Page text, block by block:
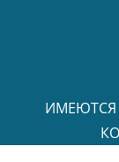
ИМЕЮТСЯ